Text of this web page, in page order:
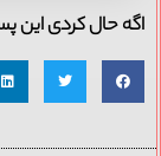
اگه حال کردی این